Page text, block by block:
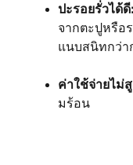
ปะรอยรั่วได้ดี:
จากตะปูหรือ
แนบสนิทกว่า
ค่าใช้จ่ายไม่สู
มร้อน